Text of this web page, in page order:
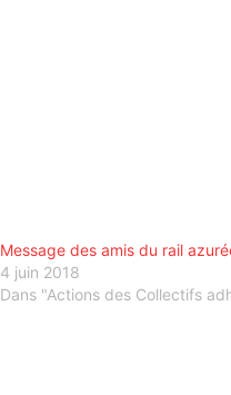
Message des amis du rail
4 juin 2018
Dans "Actions des Collectifs